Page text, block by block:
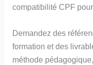
compatibilité CPF
Demandez des
formation et des
méthode